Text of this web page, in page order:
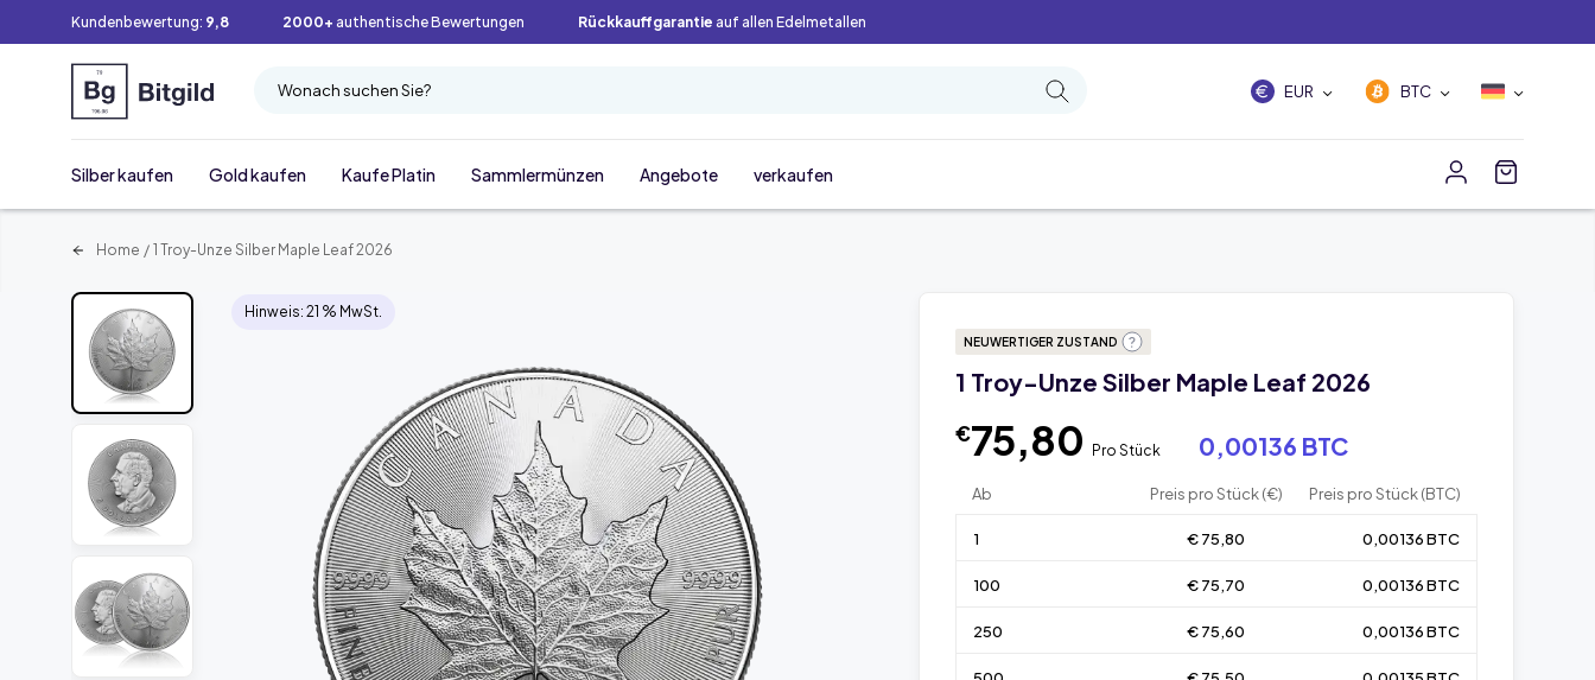
Kundenbewertung: 9,8 2000+ authentische Bewertungen Rückkauffgarantie auf allen Edelmetallen
Wonach suchen Sie? EUR BTC
Silber kaufen Gold kaufen Kaufe Platin Sammlermünzen Angebote verkaufen
Home / 1 Troy-Unze Silber Maple Leaf 2026
NEUWERTIGER ZUSTAND
1 Troy-Unze Silber Maple Leaf 2026
€75,80 Pro Stück 0,00136 BTC
Ab Preis pro Stück (€) Preis pro Stück (BTC)
1 € 75,80 0,00136 BTC
100 € 75,70 0,00136 BTC
250 € 75,60 0,00136 BTC
Hinweis: 21 % MwSt.